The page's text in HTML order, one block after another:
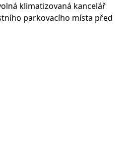
klimatizovaná kancelář
parkovacího místa před